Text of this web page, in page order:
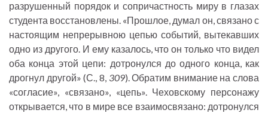
разрушенный порядок и сопричастность миру в глазах
студента восстановлены. «Прошлое, думал он, связано с
настоящим непрерывною цепью событий, вытекавших
одно из другого. И ему казалось, что он только что видел
оба конца этой цепи: дотронулся до одного конца, как
дрогнул другой» (С., 8, 309). Обратим внимание на слова
«согласие», «связано», «цепь». Чеховскому персонажу
открывается, что в мире все взаимосвязано: дотронулся